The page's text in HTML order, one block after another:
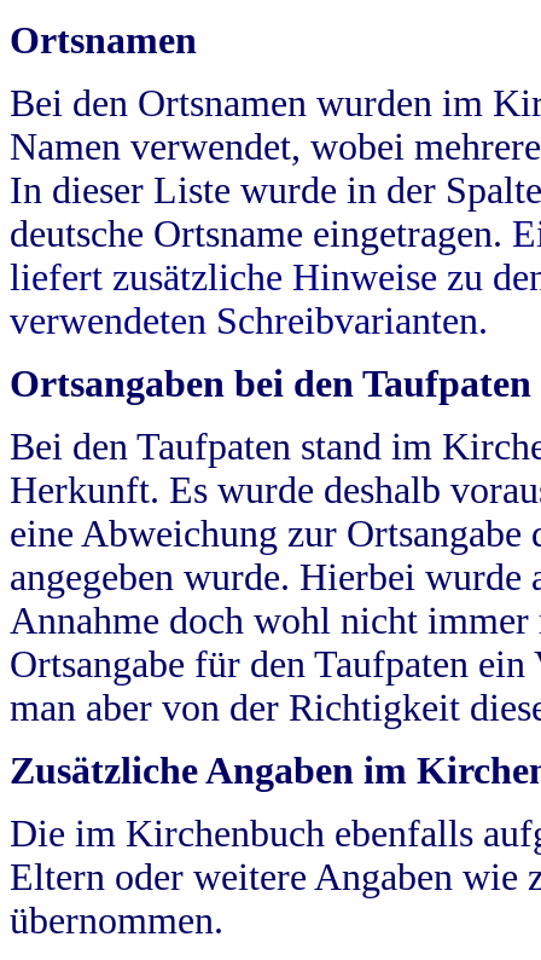
Ortsnamen
Bei den Ortsnamen wurden im
Namen verwendet, wobei
In dieser Liste wurde in der
deutsche Ortsname eingetragen.
liefert zusätzliche Hinweise zu
verwendeten Schreibvarianten.
Ortsangaben bei den Taufpaten
Bei den Taufpaten stand im
Herkunft. Es wurde deshalb
eine Abweichung zur
angegeben wurde. Hierbei wurde
Annahme doch wohl nicht
Ortsangabe für den Taufpaten
man aber von der Richtigkeit
Zusätzliche Angaben im
Die im Kirchenbuch ebenfalls
Eltern oder weitere Angaben wie
übernommen.